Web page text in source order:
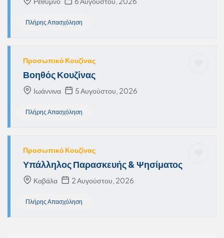
Πλήρης Απασχόληση
Προσωπικό Κουζίνας
Βοηθός Κουζίνας
Ιωάννινα 5 Αυγούστου, 2026
Πλήρης Απασχόληση
Προσωπικό Κουζίνας
Υπάλληλος Παρασκευής & Ψησίματος
Καβάλα 2 Αυγούστου, 2026
Πλήρης Απασχόληση